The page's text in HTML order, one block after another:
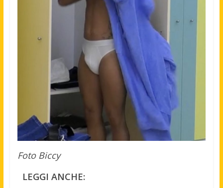
Foto Biccy
LEGGI ANCHE: